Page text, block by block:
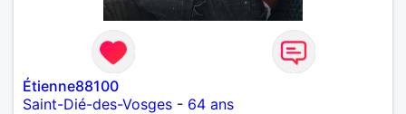
Étienne88100
Saint-Dié-des-Vosges - 64 ans